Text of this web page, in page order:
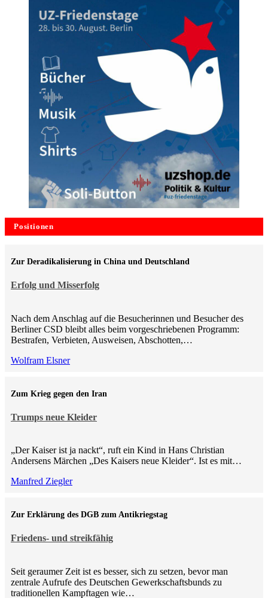
Positionen
Erfolg und Misserfolg
Zur Deradikalisierung in China und Deutschland
Nach dem Anschlag auf die Besucherinnen und Besucher des
Berliner CSD bleibt alles beim vorgeschriebenen Programm:
Bestrafen, Verbieten, Ausweisen, Abschotten,…
Wolfram Elsner
Trumps neue Kleider
Zum Krieg gegen den Iran
„Der Kaiser ist ja nackt“, ruft ein Kind in Hans Christian
Andersens Märchen „Des Kaisers neue Kleider“. Ist es mit…
Manfred Ziegler
Friedens- und streikfähig
Zur Erklärung des DGB zum Antikriegstag
Seit geraumer Zeit ist es besser, sich zu setzen, bevor man
zentrale Aufrufe des Deutschen Gewerkschaftsbunds zu
traditionellen Kampftagen wie…